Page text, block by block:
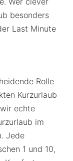
besonders
Last Minute
Rolle
Kurzurlaub
echte
im
Jede
1 und 10,